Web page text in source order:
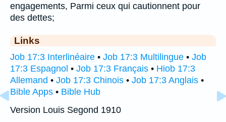
engagements, Parmi ceux qui cautionnent pour
des dettes;
Links
Job 17:3 Interlinéaire • Job 17:3 Multilingue • Job
17:3 Espagnol • Job 17:3 Français • Hiob 17:3
Allemand • Job 17:3 Chinois • Job 17:3 Anglais •
Bible Apps • Bible Hub
Version Louis Segond 1910